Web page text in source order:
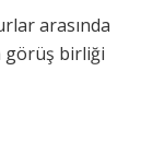
arasında
görüş birliği